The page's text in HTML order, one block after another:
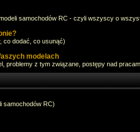
samochodów RC - czyli wszyscy o
co dodać, co usunąć)
modelach
problemy z tym związane, postępy nad
samochodów RC)